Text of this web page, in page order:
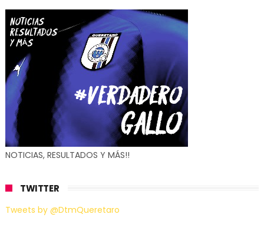
NOTICIAS, RESULTADOS Y MÁS!!
TWITTER
Tweets by @DtmQueretaro